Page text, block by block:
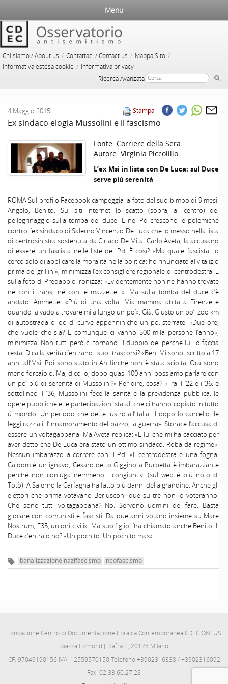
Chi siamo / About us / Contattaci / Contact us / Mappa Sito /
Informativa estesa cookie / Informativa privacy
Ricerca Avanzata
Menu
Stampa
4 Maggio 2015
Ex sindaco elogia Mussolini e il fascismo
Fonte: Corriere della Sera
Autore: Virginia Piccolillo
L’ex Msi in lista con De Luca: sul Duce
serve più serenità
ROMA Sul profilo Facebook campeggia la foto del suo bimbo di 9 mesi:
Angelo, Benito. Sui siti Internet lo scatto (sopra, al centro) del
pellegrinaggio sulla tomba del duce. E nel Pd crescono le polemiche
contro l’ex sindaco di Salerno Vincenzo De Luca che lo messo nella lista
di centrosinistra sostenuta da Ciriaco De Mita. Carlo Aveta, la accusano
di essere un fascista nelle liste del Pd. È così? «Ma quale fascista. Io
cerco solo di applicare la moralità nella politica: ho rinunciato al vitalizio
prima dei grillini», minimizza l’ex consigliere regionale di centrodestra. E
sulla foto di Predappio ironizza: «Evidentemente non ne hanno trovate
né con i trans, né con le mazzette…». Ma sulla tomba del duce c’è
andato. Ammette: «Più di una volta. Mia mamma abita a Firenze e
quando la vado a trovare mi allungo un po’». Già. Giusto un po’: zoo km
di autostrada o ioo di curve appenniniche un po. sterrate. «Due ore,
che vuole che sia? E comunque ci vanno 500 mila persone l’anno»,
minimizza. Non tutti però ci tornano. II dubbio del perché lui lo faccia
resta. Dica la verità c’entrano i suoi trascorsi? «Beh. Mi sono iscritto a 17
anni all’Msi. Poi sono stato in An finché non è stata sciolta. Ora sono
meno forcaiolo. Ma, dico io, dopo quasi 100 anni possiamo parlare con
un po’ più di serenità di Mussolini?» Per dire, cosa? «Tra il ’22 e il’36, e
sottolineo il ’36, Mussolini fece la sanità e la previdenza pubblica, le
opere pubbliche e le partecipazioni statali che ci hanno copiato in tutto
ü mondo. Un periodo che dette lustro all’Italia. II dopo lo cancello: le
leggi razziali, l’innamoramento del pazzo, la guerra». Storace l’accusa di
essere un voltagabbana: Ma Aveta replica: «E lui che mi ha cacciato per
aver detto che De Luca era stato un ottimo sindaco. Roba da regime».
Nessun imbarazzo a correre con il Pd: «II centrodestra è una fogna.
Caldom è un ignavo, Cesaro detto Giggino a Purpetta è imbarazzante
perché non coniuga nemmeno I congiuntivi (sul web è più noto di
Totò). A Salerno la Carfagna ha fatto più danni della grandine. Anche gli
elettori che prima votavano Berlusconi due su tre non lo voteranno.
Che sono tutti voltagabbana? No. Servono uomini del fare. Basta
giocare con comunisti e fascisti. Da due anni votano insieme su Mare
Nostrum, F35, unioni civili». Ma suo figlio l’ha chiamato anche Benito. II
Duce c’entra o no? «Un pochito. Un pochito mas».
banalizzazione nazifascismo neofascismo
Fondazione Centro di Documentazione Ebraica Contemporanea CDEC ONLUS
piazza Edmond J. Safra 1, 20125 Milano
CF: 97049190156 IVA: 12559570150 Telefono +3902316338 / +3902316092
Fax: 02.33.60.27.28